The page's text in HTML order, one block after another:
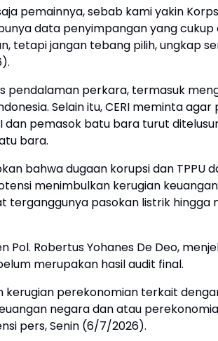
pemainnya, sebab kami yakin
data penyimpangan yang
tetapi jangan tebang pilih, ungkap
pendalaman perkara, termasuk
Selain itu, CERI meminta
dan pemasok batu bara turut
bara.
bahwa dugaan korupsi dan TPPU
menimbulkan kerugian
terganggunya pasokan listrik hingga
Pol. Robertus Yohanes De Deo,
merupakan hasil audit final.
perekonomian terkait
negara dan atau
pers, Senin (6/7/2026).